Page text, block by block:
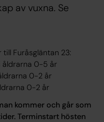
av vuxna. Se
Furåsgläntan 23:
åldrarna 0-5 år
0-2 år
0-2 år
kommer och går som
Terminstart hösten